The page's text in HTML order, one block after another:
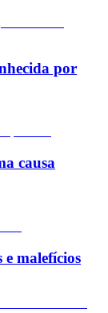
por
causa
malefícios